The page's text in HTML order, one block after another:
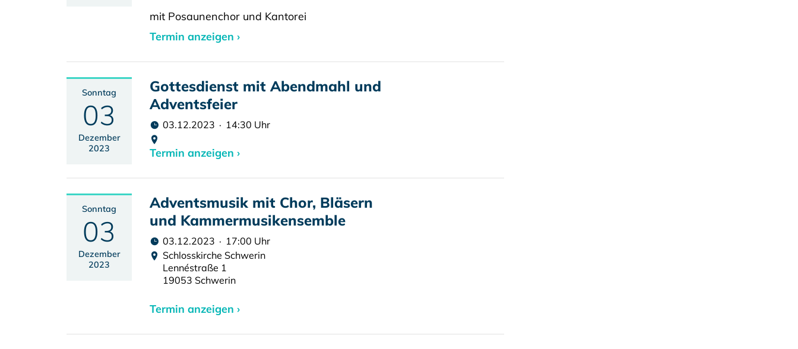
mit Posaunenchor und Kantorei
Termin anzeigen ›
Sonntag
03
Dezember
2023
Gottesdienst mit Abendmahl und
Adventsfeier
03.12.2023 · 14:30 Uhr
Termin anzeigen ›
Sonntag
03
Dezember
2023
Adventsmusik mit Chor, Bläsern
und Kammermusikensemble
03.12.2023 · 17:00 Uhr
Schlosskirche Schwerin
Lennéstraße 1
19053 Schwerin
Termin anzeigen ›